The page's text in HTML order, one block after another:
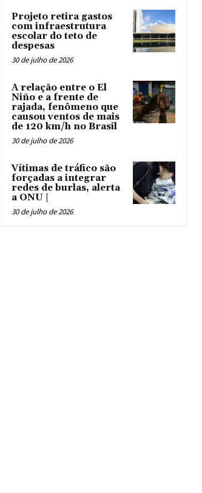
Projeto retira gastos
com infraestrutura
escolar do teto de
despesas
30 de julho de 2026
A relação entre o El
Niño e a frente de
rajada, fenômeno que
causou ventos de mais
de 120 km/h no Brasil
30 de julho de 2026
Vítimas de tráfico são
forçadas a integrar
redes de burlas, alerta
a ONU |
30 de julho de 2026